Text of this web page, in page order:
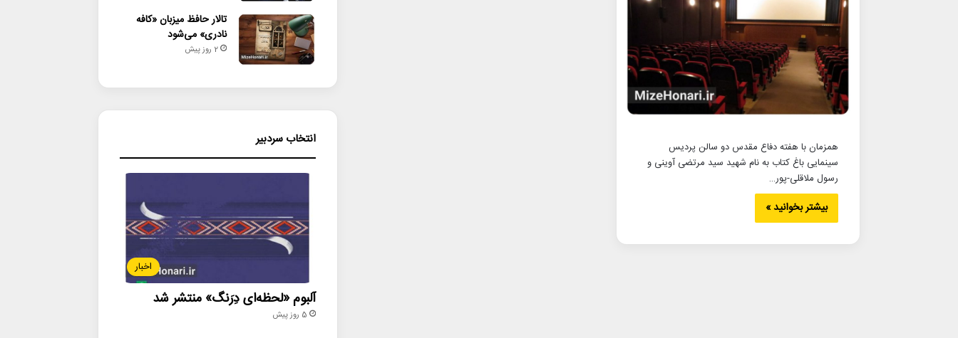
همزمان با هفته دفاع مقدس دو سالن پردیس
سینمایی باغ کتاب به نام شهید سید مرتضی آوینی و
رسول ملاقلی-پور…
بیشتر بخوانید »
تالار حافظ میزبان «کافه
نادری» می‌شود
2 روز پیش
انتخاب سردبیر
اخبار
آلبوم «لحظه‌ای دِرَنگ» منتشر شد
5 روز پیش